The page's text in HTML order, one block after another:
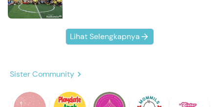
Lihat Selengkapnya
Sister Community